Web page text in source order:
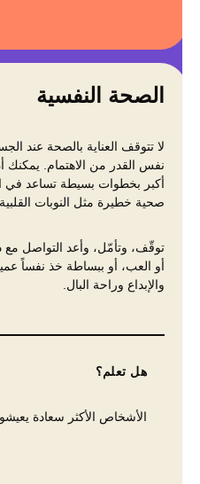
الصحة النفسية
لا تتوقف العناية بالصحة عند
نفس القدر من الاهتمام. يمكنك
أكبر بخطوات بسيطة تساعد في
صحية خطيرة مثل النوبات القلبية
توقّف، وتأمّل، وأعد التواصل مع
أو العب، أو ببساطة خذ نفساً
والإبداع وراحة البال.
هل تعلم؟
الأشخاص الأكثر سعادة يعيشون